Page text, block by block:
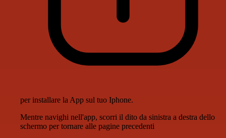
per installare la App sul tuo Iphone.
Mentre navighi nell'app, scorri il dito da sinistra a destra dello
schermo per tornare alle pagine precedenti